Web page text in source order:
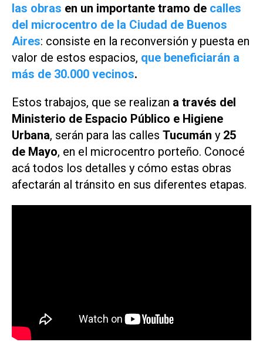
las obras en un importante tramo de calles
del microcentro de la Ciudad de Buenos
Aires: consiste en la reconversión y puesta en
valor de estos espacios, que beneficiarán a
más de 30.000 vecinos.
Estos trabajos, que se realizan a través del
Ministerio de Espacio Público e Higiene
Urbana, serán para las calles Tucumán y 25
de Mayo, en el microcentro porteño. Conocé
acá todos los detalles y cómo estas obras
afectarán al tránsito en sus diferentes etapas.